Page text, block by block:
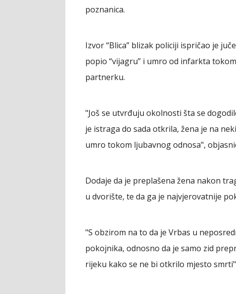
poznanica.
Izvor “Blica” blizak policiji ispričao je
popio “vijagru” i umro od infarkta
partnerku.
"Još se utvrđuju okolnosti šta se
je istraga do sada otkrila, žena je na
umro tokom ljubavnog odnosa",
Dodaje da je preplašena žena nakon
u dvorište, te da ga je najvjerovatnije
"S obzirom na to da je Vrbas u
pokojnika, odnosno da je samo zid
rijeku kako se ne bi otkrilo mjesto